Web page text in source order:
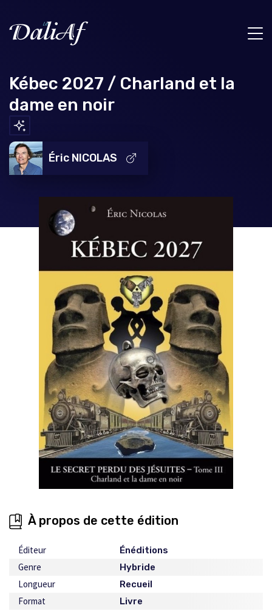
Kébec 2027 / Charland et la
dame en noir
Éric NICOLAS
À propos de cette édition
Éditeur Énéditions
Genre Hybride
Longueur Recueil
Format Livre